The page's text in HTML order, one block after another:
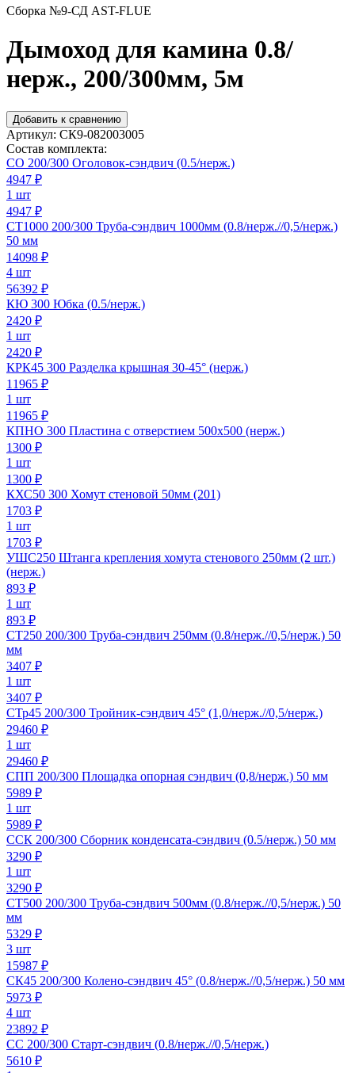
Сборка №9-СД AST-FLUE
Дымоход для камина 0.8/
нерж., 200/300мм, 5м
Добавить к сравнению
Артикул: СК9-082003005
Состав комплекта:
СО 200/300 Оголовок-сэндвич (0.5/нерж.)
4947 ₽
1 шт
4947 ₽
СТ1000 200/300 Труба-сэндвич 1000мм (0.8/нерж.//0,5/нерж.)
50 мм
14098 ₽
4 шт
56392 ₽
КЮ 300 Юбка (0.5/нерж.)
2420 ₽
1 шт
2420 ₽
КРК45 300 Разделка крышная 30-45° (нерж.)
11965 ₽
1 шт
11965 ₽
КПНО 300 Пластина с отверстием 500х500 (нерж.)
1300 ₽
1 шт
1300 ₽
КХС50 300 Хомут стеновой 50мм (201)
1703 ₽
1 шт
1703 ₽
УШС250 Штанга крепления хомута стенового 250мм (2 шт.)
(нерж.)
893 ₽
1 шт
893 ₽
СТ250 200/300 Труба-сэндвич 250мм (0.8/нерж.//0,5/нерж.) 50
мм
3407 ₽
1 шт
3407 ₽
СТр45 200/300 Тройник-сэндвич 45° (1,0/нерж.//0,5/нерж.)
29460 ₽
1 шт
29460 ₽
СПП 200/300 Площадка опорная сэндвич (0,8/нерж.) 50 мм
5989 ₽
1 шт
5989 ₽
ССК 200/300 Сборник конденсата-сэндвич (0.5/нерж.) 50 мм
3290 ₽
1 шт
3290 ₽
СТ500 200/300 Труба-сэндвич 500мм (0.8/нерж.//0,5/нерж.) 50
мм
5329 ₽
3 шт
15987 ₽
СК45 200/300 Колено-сэндвич 45° (0.8/нерж.//0,5/нерж.) 50 мм
5973 ₽
4 шт
23892 ₽
СС 200/300 Старт-сэндвич (0.8/нерж.//0,5/нерж.)
5610 ₽